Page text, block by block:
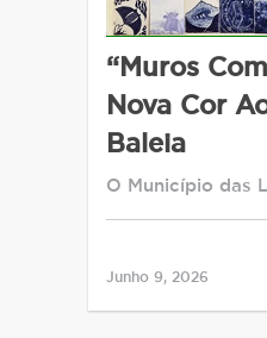
“Muros
Nova Cor
Baleia
O Município das
Junho 9, 2026